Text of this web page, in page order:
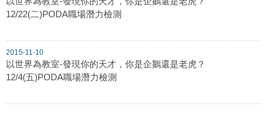
12/22(二)PODA職場潛力檢測
2015-11-10
以世界為教室-發現你的天才，你是企鵝還是老虎？
12/4(五)PODA職場潛力檢測